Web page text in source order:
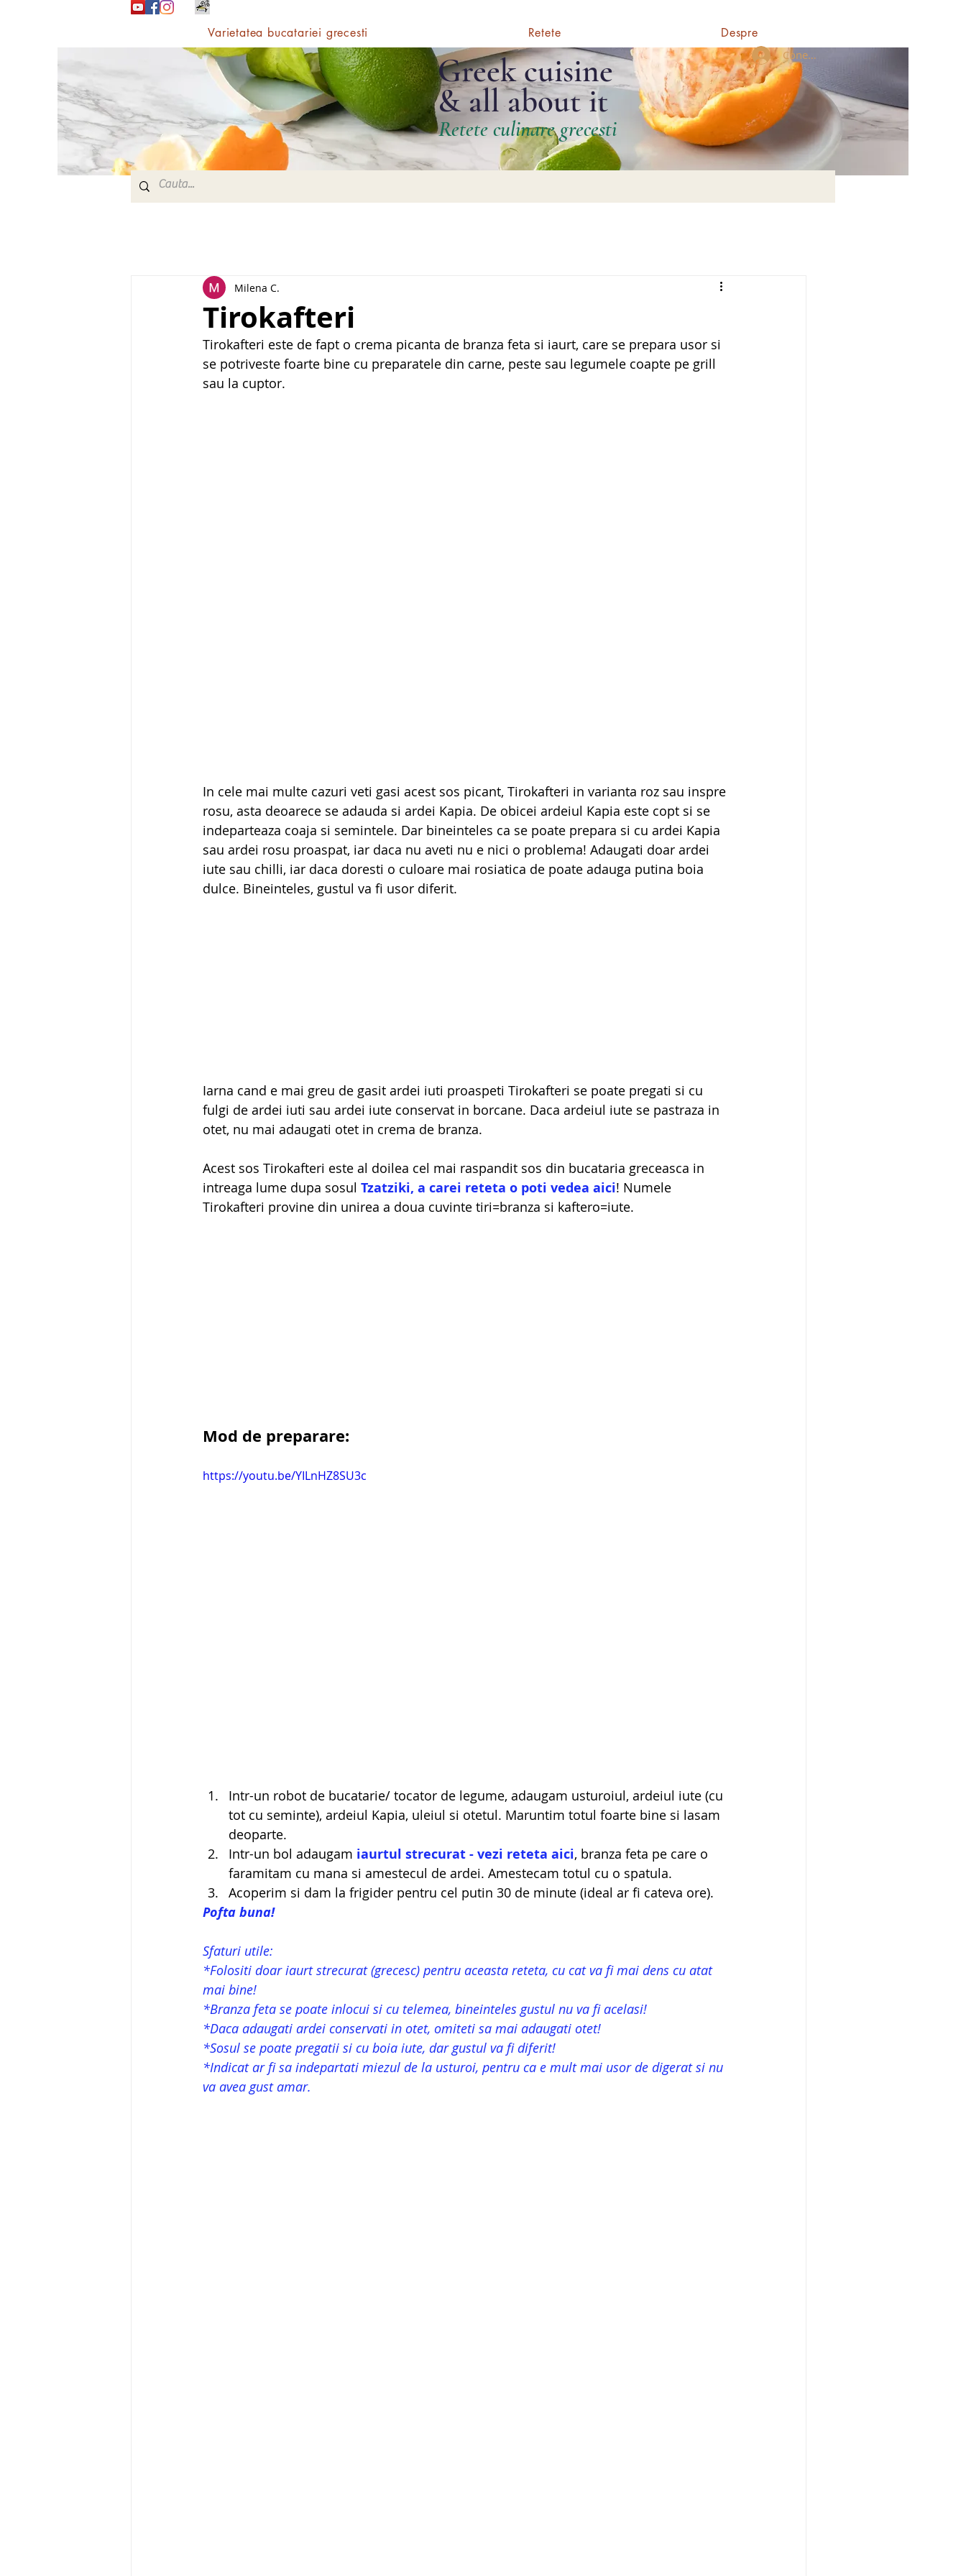
Varietatea bucatariei grecesti Retete Despre
Greek cuisine
& all about it
Retete culinare grecesti
Conectează-te
Tirokafteri
Milena C.
Tirokafteri este de fapt o crema picanta de branza feta si iaurt, care se prepara usor si
se potriveste foarte bine cu preparatele din carne, peste sau legumele coapte pe grill
sau la cuptor.
In cele mai multe cazuri veti gasi acest sos picant, Tirokafteri in varianta roz sau inspre
rosu, asta deoarece se adauda si ardei Kapia. De obicei ardeiul Kapia este copt si se
indeparteaza coaja si semintele. Dar bineinteles ca se poate prepara si cu ardei Kapia
sau ardei rosu proaspat, iar daca nu aveti nu e nici o problema! Adaugati doar ardei
iute sau chilli, iar daca doresti o culoare mai rosiatica de poate adauga putina boia
dulce. Bineinteles, gustul va fi usor diferit.
Iarna cand e mai greu de gasit ardei iuti proaspeti Tirokafteri se poate pregati si cu
fulgi de ardei iuti sau ardei iute conservat in borcane. Daca ardeiul iute se pastraza in
otet, nu mai adaugati otet in crema de branza.
Acest sos Tirokafteri este al doilea cel mai raspandit sos din bucataria greceasca in
intreaga lume dupa sosul Tzatziki, a carei reteta o poti vedea aici! Numele
Tirokafteri provine din unirea a doua cuvinte tiri=branza si kaftero=iute.
Mod de preparare:
https://youtu.be/YILnHZ8SU3c
Intr-un robot de bucatarie/ tocator de legume, adaugam usturoiul, ardeiul iute (cu
tot cu seminte), ardeiul Kapia, uleiul si otetul. Maruntim totul foarte bine si lasam
deoparte.
Intr-un bol adaugam iaurtul strecurat - vezi reteta aici, branza feta pe care o
faramitam cu mana si amestecul de ardei. Amestecam totul cu o spatula.
Acoperim si dam la frigider pentru cel putin 30 de minute (ideal ar fi cateva ore).
Pofta buna!
Sfaturi utile:
*Folositi doar iaurt strecurat (grecesc) pentru aceasta reteta, cu cat va fi mai dens cu atat
mai bine!
*Branza feta se poate inlocui si cu telemea, bineinteles gustul nu va fi acelasi!
*Daca adaugati ardei conservati in otet, omiteti sa mai adaugati otet!
*Sosul se poate pregatii si cu boia iute, dar gustul va fi diferit!
*Indicat ar fi sa indepartati miezul de la usturoi, pentru ca e mult mai usor de digerat si nu
va avea gust amar.